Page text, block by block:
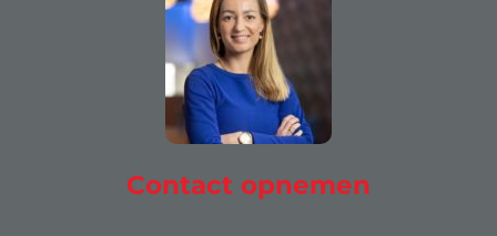
Contact opnemen